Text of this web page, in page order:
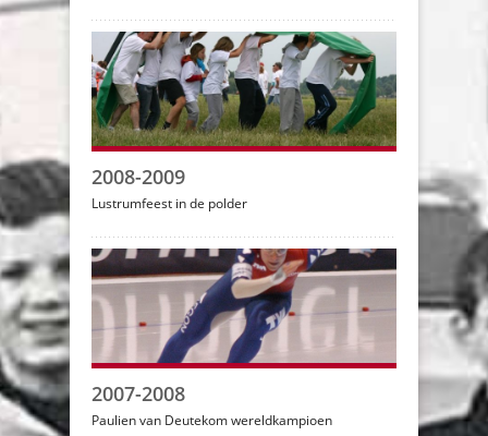
2008-2009
Lustrumfeest in de polder
2007-2008
Paulien van Deutekom wereldkampioen